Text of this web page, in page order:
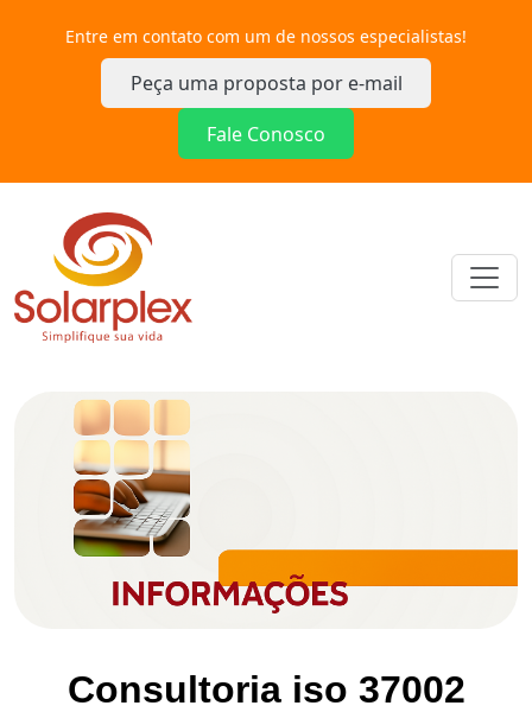
Entre em contato com um de nossos especialistas!
Peça uma proposta por e-mail
Fale Conosco
Consultoria iso 37002